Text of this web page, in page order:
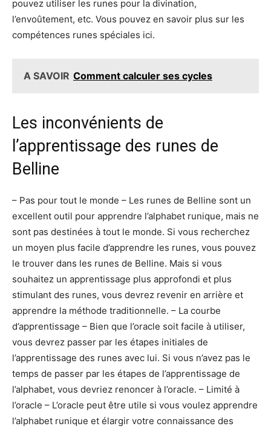
pouvez utiliser les runes pour la divination,
l’envoûtement, etc. Vous pouvez en savoir plus sur les
compétences runes spéciales ici.
A SAVOIR Comment calculer ses cycles
Les inconvénients de
l’apprentissage des runes de
Belline
– Pas pour tout le monde – Les runes de Belline sont un
excellent outil pour apprendre l’alphabet runique, mais ne
sont pas destinées à tout le monde. Si vous recherchez
un moyen plus facile d’apprendre les runes, vous pouvez
le trouver dans les runes de Belline. Mais si vous
souhaitez un apprentissage plus approfondi et plus
stimulant des runes, vous devrez revenir en arrière et
apprendre la méthode traditionnelle. – La courbe
d’apprentissage – Bien que l’oracle soit facile à utiliser,
vous devrez passer par les étapes initiales de
l’apprentissage des runes avec lui. Si vous n’avez pas le
temps de passer par les étapes de l’apprentissage de
l’alphabet, vous devriez renoncer à l’oracle. – Limité à
l’oracle – L’oracle peut être utile si vous voulez apprendre
l’alphabet runique et élargir votre connaissance des